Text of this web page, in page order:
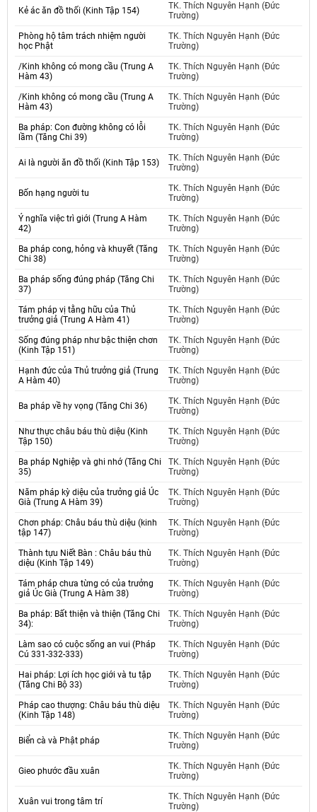
Kẻ ác ăn đồ thối (Kinh Tập 154)
TK. Thích Nguyên Hạnh (Đức
Trường)
Phòng hộ tâm trách nhiệm người
học Phật
TK. Thích Nguyên Hạnh (Đức
Trường)
/Kinh không có mong cầu (Trung A
Hàm 43)
TK. Thích Nguyên Hạnh (Đức
Trường)
/Kinh không có mong cầu (Trung A
Hàm 43)
TK. Thích Nguyên Hạnh (Đức
Trường)
Ba pháp: Con đường không có lỗi
lầm (Tăng Chi 39)
TK. Thích Nguyên Hạnh (Đức
Trường)
Ai là người ăn đồ thối (Kinh Tập 153)
TK. Thích Nguyên Hạnh (Đức
Trường)
Bốn hạng người tu
TK. Thích Nguyên Hạnh (Đức
Trường)
Ý nghĩa việc trì giới (Trung A Hàm
42)
TK. Thích Nguyên Hạnh (Đức
Trường)
Ba pháp cong, hỏng và khuyết (Tăng
Chi 38)
TK. Thích Nguyên Hạnh (Đức
Trường)
Ba pháp sống đúng pháp (Tăng Chi
37)
TK. Thích Nguyên Hạnh (Đức
Trường)
Tám pháp vị tằng hữu của Thủ
trưởng giả (Trung A Hàm 41)
TK. Thích Nguyên Hạnh (Đức
Trường)
Sống đúng pháp như bậc thiện chơn
(Kinh Tập 151)
TK. Thích Nguyên Hạnh (Đức
Trường)
Hạnh đức của Thủ trưởng giả (Trung
A Hàm 40)
TK. Thích Nguyên Hạnh (Đức
Trường)
Ba pháp về hy vọng (Tăng Chi 36)
TK. Thích Nguyên Hạnh (Đức
Trường)
Như thực châu báu thù diệu (Kinh
Tập 150)
TK. Thích Nguyên Hạnh (Đức
Trường)
Ba pháp Nghiệp và ghi nhớ (Tăng Chi
35)
TK. Thích Nguyên Hạnh (Đức
Trường)
Năm pháp kỳ diệu của trưởng giả Úc
Già (Trung A Hàm 39)
TK. Thích Nguyên Hạnh (Đức
Trường)
Chơn pháp: Châu báu thù diệu (kinh
tập 147)
TK. Thích Nguyên Hạnh (Đức
Trường)
Thành tựu Niết Bàn : Châu báu thù
diệu (Kinh Tập 149)
TK. Thích Nguyên Hạnh (Đức
Trường)
Tám pháp chưa từng có của trưởng
giả Úc Già (Trung A Hàm 38)
TK. Thích Nguyên Hạnh (Đức
Trường)
Ba pháp: Bất thiện và thiện (Tăng Chi
34):
TK. Thích Nguyên Hạnh (Đức
Trường)
Làm sao có cuộc sống an vui (Pháp
Cú 331-332-333)
TK. Thích Nguyên Hạnh (Đức
Trường)
Hai pháp: Lợi ích học giới và tu tập
(Tăng Chi Bộ 33)
TK. Thích Nguyên Hạnh (Đức
Trường)
Pháp cao thượng: Châu báu thù diệu
(Kinh Tập 148)
TK. Thích Nguyên Hạnh (Đức
Trường)
Biển cà và Phật pháp
TK. Thích Nguyên Hạnh (Đức
Trường)
Gieo phước đầu xuân
TK. Thích Nguyên Hạnh (Đức
Trường)
Xuân vui trong tâm trí
TK. Thích Nguyên Hạnh (Đức
Trường)